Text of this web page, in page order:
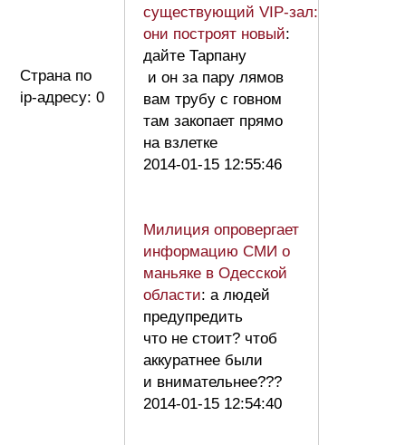
Страна по
ip-адресу: 0
существующий VIP-зал:
они построят новый:
дайте Тарпану
и он за пару лямов
вам трубу с говном
там закопает прямо
на взлетке
2014-01-15 12:55:46
Милиция опровергает
информацию СМИ о
маньяке в Одесской
области: а людей
предупредить
что не стоит? чтоб
аккуратнее были
и внимательнее???
2014-01-15 12:54:40